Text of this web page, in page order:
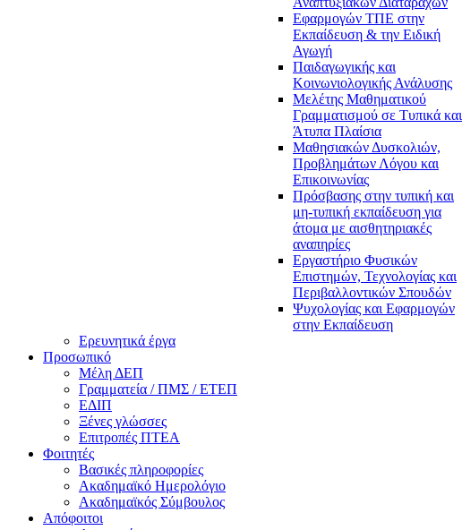
Εφαρμογών ΤΠΕ στην
Εκπαίδευση & την Ειδική
Αγωγή
Παιδαγωγικής και
Κοινωνιολογικής Ανάλυσης
Μελέτης Μαθηματικού
Γραμματισμού σε Τυπικά και
Άτυπα Πλαίσια
Μαθησιακών Δυσκολιών,
Προβλημάτων Λόγου και
Επικοινωνίας
Πρόσβασης στην τυπική και
μη-τυπική εκπαίδευση για
άτομα με αισθητηριακές
αναπηρίες
Εργαστήριο Φυσικών
Επιστημών, Τεχνολογίας και
Περιβαλλοντικών Σπουδών
Ψυχολογίας και Εφαρμογών
στην Εκπαίδευση
Ερευνητικά έργα
Προσωπικό
Μέλη ΔΕΠ
Γραμματεία / ΠΜΣ / ΕΤΕΠ
ΕΔΙΠ
Ξένες γλώσσες
Επιτροπές ΠΤΕΑ
Φοιτητές
Βασικές πληροφορίες
Ακαδημαϊκό Ημερολόγιο
Ακαδημαϊκός Σύμβουλος
Απόφοιτοι